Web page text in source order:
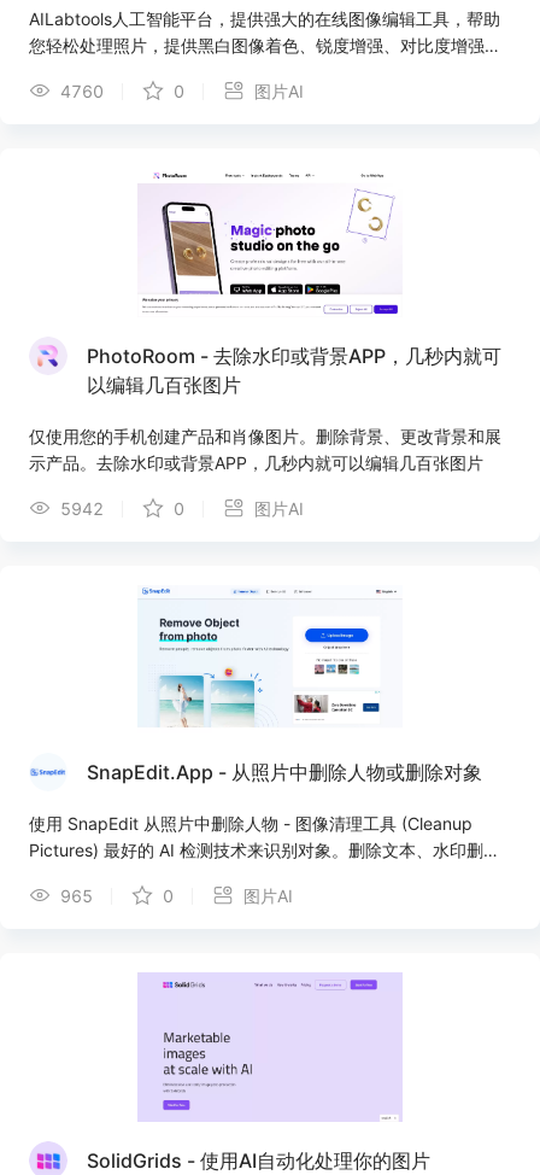
AILabtools人工智能平台，提供强大的在线图像编辑工具，帮助
您轻松处理照片，提供黑白图像着色、锐度增强、对比度增强、
风格变化等许多其他实用而强大的功能，并提供相应的API接口，
4760 0 图片AI
PhotoRoom - 去除水印或背景APP，几秒内就可
以编辑几百张图片
仅使用您的手机创建产品和肖像图片。删除背景、更改背景和展
示产品。去除水印或背景APP，几秒内就可以编辑几百张图片
5942 0 图片AI
SnapEdit.App - 从照片中删除人物或删除对象
使用 SnapEdit 从照片中删除人物 - 图像清理工具 (Cleanup
Pictures) 最好的 AI 检测技术来识别对象。删除文本、水印删除
965
0 图片AI
SolidGrids - 使用AI自动化处理你的图片